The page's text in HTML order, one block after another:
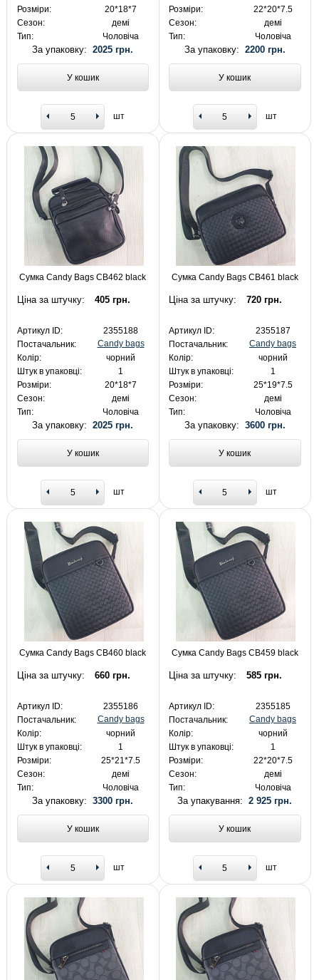
Розміри:
20*18*7
Сезон:
демі
Тип:
Чоловіча
За упаковку:2025 грн.
У кошик
шт
Розміри:
22*20*7.5
Сезон:
демі
Тип:
Чоловіча
За упаковку: 2200 грн.
У кошик
шт
Сумка Candy Bags CB462 black
Ціна за штучку: 405 грн.
Артикул ID:
2355188
Постачальник:
Candy bags
Колір:
чорний
Штук в упаковці:
1
Розміри:
20*18*7
Сезон:
демі
Тип:
Чоловіча
За упаковку:2025 грн.
У кошик
шт
Сумка Candy Bags CB461 black
Ціна за штучку: 720 грн.
Артикул ID:
2355187
Постачальник:
Candy bags
Колір:
чорний
Штук в упаковці:
1
Розміри:
25*19*7.5
Сезон:
демі
Тип:
Чоловіча
За упаковку: 3600 грн.
У кошик
шт
Сумка Candy Bags CB460 black
Ціна за штучку: 660 грн.
Артикул ID:
2355186
Постачальник:
Candy bags
Колір:
чорний
Штук в упаковці:
1
Розміри:
25*21*7.5
Сезон:
демі
Тип:
Чоловіча
За упаковку:3300 грн.
У кошик
шт
Сумка Candy Bags CB459 black
Ціна за штучку: 585 грн.
Артикул ID:
2355185
Постачальник:
Candy bags
Колір:
чорний
Штук в упаковці:
1
Розміри:
22*20*7.5
Сезон:
демі
Тип:
Чоловіча
За упакування:2 925 грн.
У кошик
шт